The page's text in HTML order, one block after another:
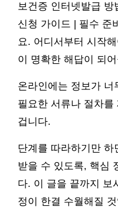
보건증 인터넷발급 방
신청 가이드 | 필수 준
요. 어디서부터 시작
이 명확한 해답이 되
온라인에는 정보가
필요한 서류나 절차
겁니다.
단계를 따라하기만
받을 수 있도록, 핵심
다. 이 글을 끝까지 보
정이 한결 수월해질